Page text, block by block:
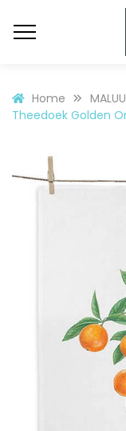
Home MALUU
Theedoek Golden